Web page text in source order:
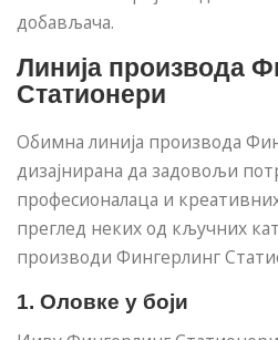
добављача.
Линија производа
Статионери
Обимна линија производа
дизајнирана да задовољи
професионалаца и
преглед неких од кључних
производи Фингерлинг
1. Оловке у боји